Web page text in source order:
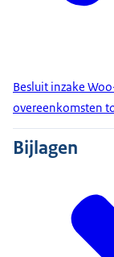
Besluit inzake
overeenkomsten
Bijlagen